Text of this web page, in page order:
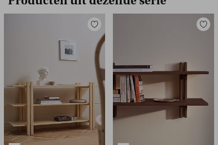
Toevoegen
favorieten